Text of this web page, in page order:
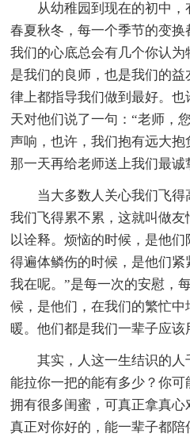
从幼稚园到现在的初中
春夏秋冬，每一个季节的变换
我们的心底总会有几个你认
是我们的良师，也是我们的
律上都指导我们做到最好。
天对他们说了一句：“老师，
声响，也许，我们抱有远大
那一天再给老师送上我们最诚
当大多数人关心我们飞
我们飞得累不累，这就叫做
以诠释。烦恼的时候，是他
得遍体鳞伤的时候，是他们
我在呢。”是每一次的安慰，
候，是他们，在我们的繁忙
暖。他们都是我们一辈子应该
其实，人这一生结识的
能拉你一把的能有多少？你
拥有很多闺蜜，可真正拿真
真正对你好的，能一辈子都